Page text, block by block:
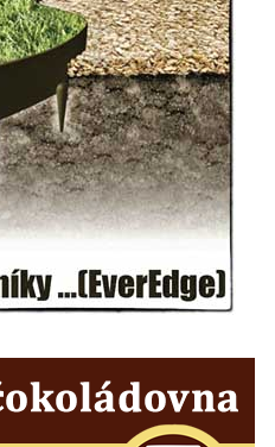
v Lužci nad
v Lužci
v Lužci nad
v Dobříni
v Dobříni